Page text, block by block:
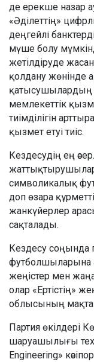
де ерекше назар
«Әділеттің»
деңгейлі
мүше болу
жетілдіруде
қолдану жөнінде
қатысушылардың
мемлекеттік
тиімділігін
қызмет етуі тиіс.
Кездесудің ең
символикалық
доп өзара
жанкүйерлер
сақталады.
Кездесу соңында
футболшыларына
жеңістер мен
олар «Ертістің»
облысының
Партия өкілдері
шаруашылығы
Engineering»